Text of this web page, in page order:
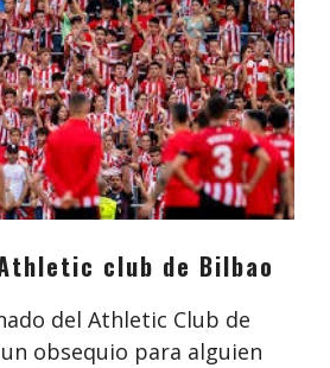
club de Bilbao
del Athletic Club de
obsequio para alguien